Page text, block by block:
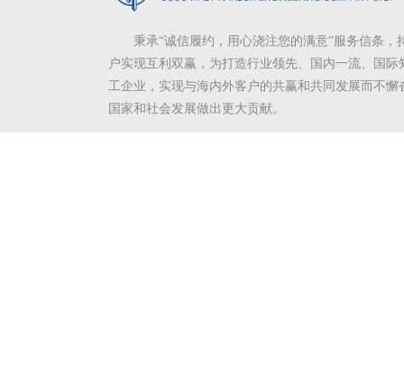
秉承“诚信履约，用心浇注您的满意”服务信条，
户实现互利双赢，为打造行业领先、国内一流、国际
工企业，实现与海内外客户的共赢和共同发展而不懈
国家和社会发展做出更大贡献。